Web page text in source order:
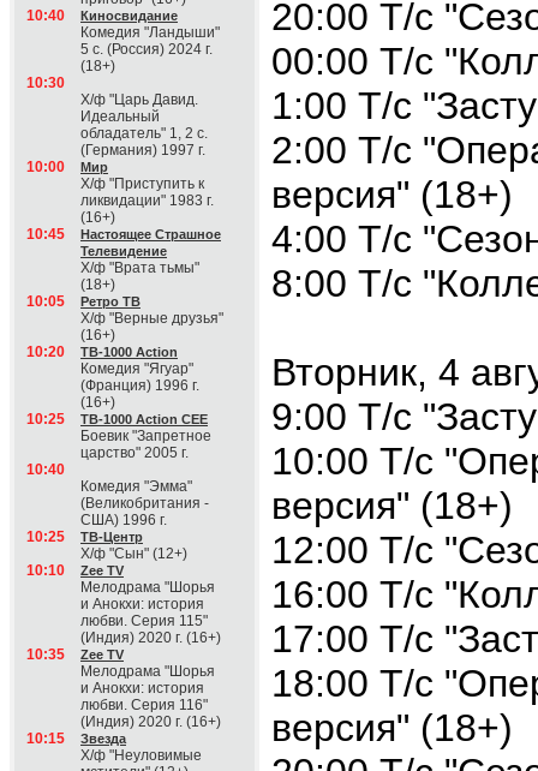
10:40
Киносвидание
Комедия "Ландыши"
5 с. (Россия) 2024 г.
(18+)
10:30
Х/ф "Царь Давид.
Идеальный
обладатель" 1, 2 с.
(Германия) 1997 г.
10:00
Мир
Х/ф "Приступить к
ликвидации" 1983 г.
(16+)
10:45
Настоящее Страшное
Телевидение
Х/ф "Врата тьмы"
(18+)
10:05
Ретро ТВ
Х/ф "Верные друзья"
(16+)
10:20
ТВ-1000 Action
Комедия "Ягуар"
(Франция) 1996 г.
(16+)
10:25
ТВ-1000 Action CEE
Боевик "Запретное
царство" 2005 г.
10:40
Комедия "Эмма"
(Великобритания -
США) 1996 г.
10:25
ТВ-Центр
Х/ф "Сын" (12+)
10:10
Zee TV
Мелодрама "Шорья
и Анокхи: история
любви. Серия 115"
(Индия) 2020 г. (16+)
10:35
Zee TV
Мелодрама "Шорья
и Анокхи: история
любви. Серия 116"
(Индия) 2020 г. (16+)
10:15
Звезда
Х/ф "Неуловимые
20:00 Т/с
00:00 Т/с
1:00 Т/с
2:00 Т/с
версия" (18+)
4:00 Т/с
8:00 Т/с
Вторник, 4
9:00 Т/с
10:00 Т/с
версия" (18+)
12:00 Т/с
16:00 Т/с
17:00 Т/с
18:00 Т/с
версия" (18+)